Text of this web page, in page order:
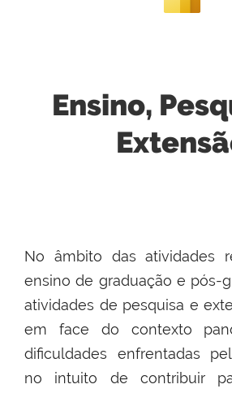
Ensino,
No âmbito das atividades
ensino de graduação e pós-
atividades de pesquisa e
em face do contexto
dificuldades enfrentadas
no intuito de contribuir